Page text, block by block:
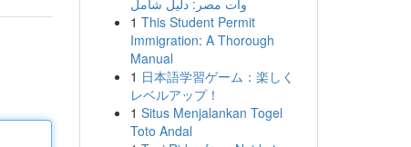
وات مصر: دليل شامل
1 This Student Permit
Immigration: A Thorough
Manual
1 日本語学習ゲーム：楽しく
レベルアップ！
1 Situs Menjalankan Togel
Toto Andal